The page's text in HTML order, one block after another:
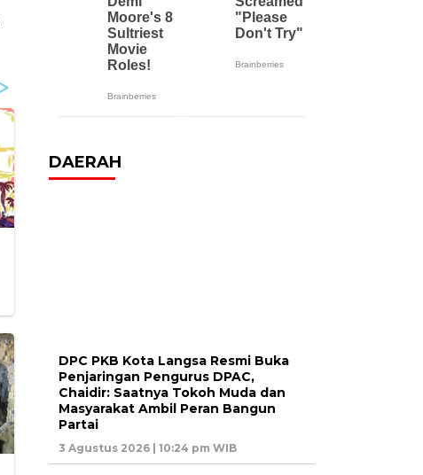
DAERAH
DPC PKB Kota Langsa Resmi Buka
Penjaringan Pengurus DPAC,
Chaidir: Saatnya Tokoh Muda dan
Masyarakat Ambil Peran Bangun
Partai
3 Agustus 2026 | 10:24 pm WIB